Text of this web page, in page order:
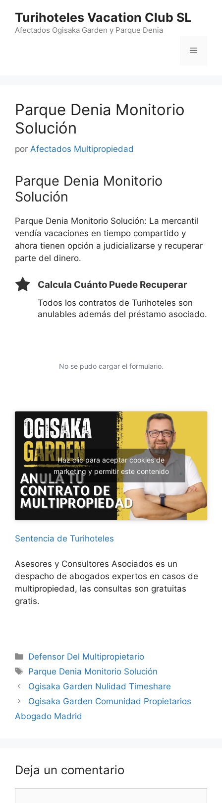
contenido
Turihoteles Vacation Club SL
Afectados Ogisaka Garden y Parque Denia
Menú
Parque Denia Monitorio
Solución
por Afectados Multipropiedad
Parque Denia Monitorio
Solución
Parque Denia Monitorio Solución: La mercantil
vendía vacaciones en tiempo compartido y
ahora tienen opción a judicializarse y recuperar
parte del dinero.
Calcula Cuánto Puede Recuperar
Todos los contratos de Turihoteles son
anulables además del préstamo asociado.
No se pudo cargar el formulario.
Haz clic para aceptar cookies de
marketing y permitir este contenido
Sentencia de Turihoteles
Asesores y Consultores Asociados es un
despacho de abogados expertos en casos de
multipropiedad, las consultas son gratuitas
gratis.
Categorías
Defensor Del Multipropietario
Etiquetas
Parque Denia Monitorio Solución
Ogisaka Garden Nulidad Timeshare
Ogisaka Garden Comunidad Propietarios
Abogado Madrid
Deja un comentario